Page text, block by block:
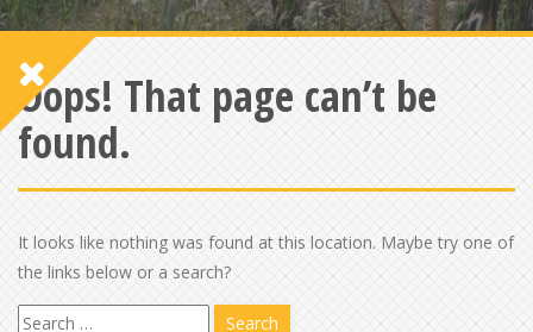
Oops! That page can’t be
found.
It looks like nothing was found at this location. Maybe try one of
the links below or a search?
Search